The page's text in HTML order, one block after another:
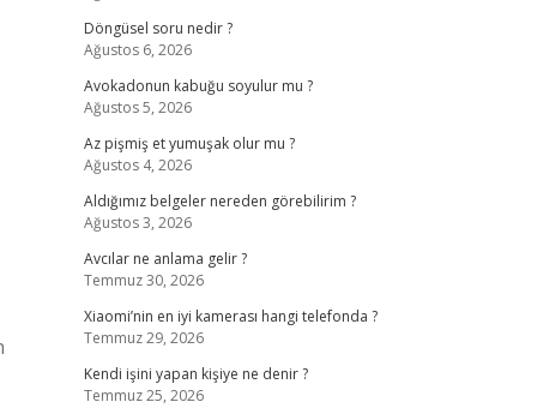
Döngüsel soru nedir ?
Ağustos 6, 2026
Avokadonun kabuğu soyulur mu ?
Ağustos 5, 2026
Az pişmiş et yumuşak olur mu ?
Ağustos 4, 2026
Aldığımız belgeler nereden görebilirim ?
Ağustos 3, 2026
Avcılar ne anlama gelir ?
Temmuz 30, 2026
Xiaomi’nin en iyi kamerası hangi telefonda ?
Temmuz 29, 2026
Kendi işini yapan kişiye ne denir ?
Temmuz 25, 2026